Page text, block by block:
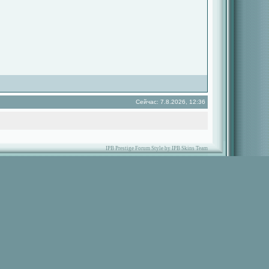
Сейчас: 7.8.2026, 12:36
IPB Prestige Forum Style by IPB Skins Team